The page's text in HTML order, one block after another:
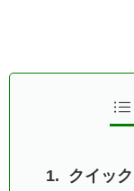
クイッ